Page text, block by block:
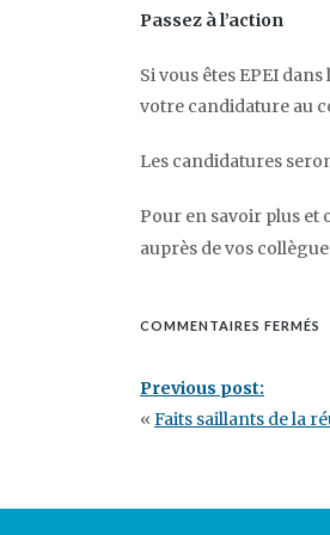
Passez à l’action
Si vous êtes EPEI dans
votre candidature au
Les candidatures
Pour en savoir plus et
auprès de vos
COMMENTAIRES FERMÉS
:
Previous post:
«Faits saillants de la